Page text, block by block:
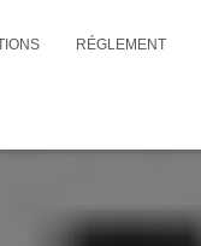
RÉGLEMENT